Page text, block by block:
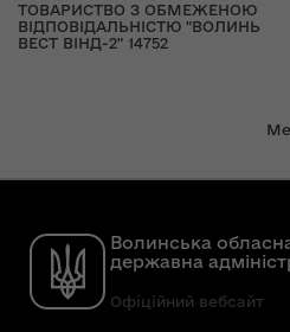
ТОВАРИСТВО З ОБМЕЖЕНОЮ
ВІДПОВІДАЛЬНІСТЮ "ВОЛИНЬ
ВЕСТ ВІНД-2" 14752
Волинська
державна
Офіційний вебсайт